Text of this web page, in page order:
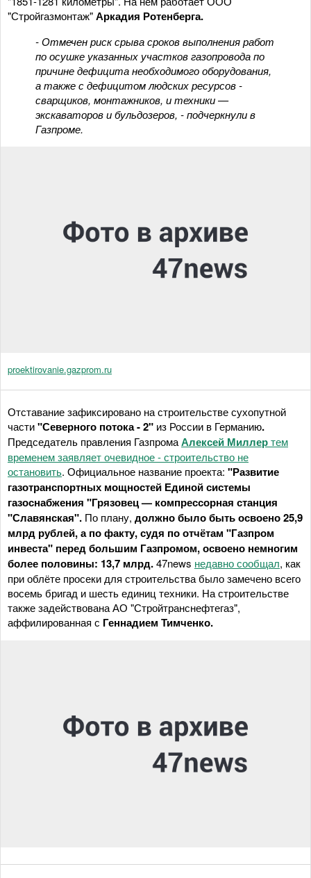
"Стройгазмонтаж"Аркадия Ротенберга.
- Отмечен риск срыва сроков выполнения работ
по осушке указанных участков газопровода по
причине дефицита необходимого оборудования,
а также с дефицитом людских ресурсов -
сварщиков, монтажников, и техники —
экскаваторов и бульдозеров, - подчеркнули в
Газпроме.
proektirovanie.gazprom.ru
Отставание зафиксировано на строительстве сухопутной
части"Северного потока - 2" из России в Германию.
Председатель правления ГазпромаАлексей Миллертем
временем заявляет очевидное - строительство не
остановить. Официальное название проекта: "Развитие
газотранспортных мощностей Единой системы
газоснабжения "Грязовец — компрессорная станция
"Славянская". По плану, должно было быть освоено 25,9
млрд рублей, а по факту, судя по отчётам "Газпром
инвеста" перед большим Газпромом, освоено немногим
более половины: 13,7 млрд.47news недавно сообщал, как
при облёте просеки для строительства было замечено всего
восемь бригад и шесть единиц техники. На строительстве
также задействована АО "Стройтранснефтегаз",
аффилированная с Геннадием Тимченко.